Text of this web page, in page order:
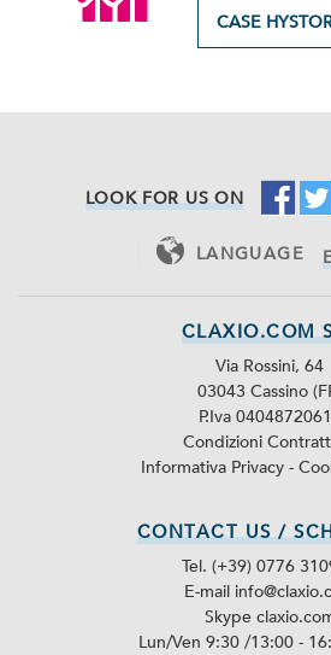
CASE
LOOK FOR US ON
LANGUAGE
CLAXIO.COM
Via Rossini, 64
03043 Cassino
P.Iva
Condizioni
Informativa Privacy -
CONTACT US /
Tel. (+39) 0776
E-mail
Skype
Lun/Ven 9:30 /13:00 -